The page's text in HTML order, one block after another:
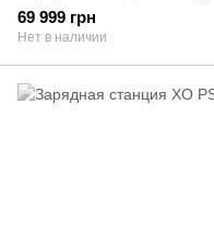
69 999 грн
Нет в наличии